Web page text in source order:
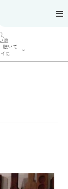
聴いて
に
いてキ
テンツ
ら記事